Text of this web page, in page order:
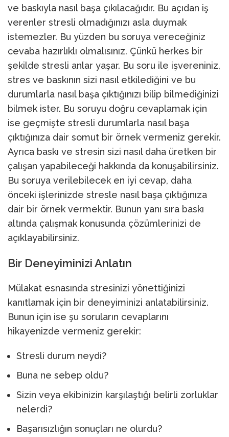
ve baskıyla nasıl başa çıkılacağıdır. Bu açıdan iş
verenler stresli olmadığınızı asla duymak
istemezler. Bu yüzden bu soruya vereceğiniz
cevaba hazırlıklı olmalısınız. Çünkü herkes bir
şekilde stresli anlar yaşar. Bu soru ile işvereniniz,
stres ve baskının sizi nasıl etkilediğini ve bu
durumlarla nasıl başa çıktığınızı bilip bilmediğinizi
bilmek ister. Bu soruyu doğru cevaplamak için
ise geçmişte stresli durumlarla nasıl başa
çıktığınıza dair somut bir örnek vermeniz gerekir.
Ayrıca baskı ve stresin sizi nasıl daha üretken bir
çalışan yapabileceği hakkında da konuşabilirsiniz.
Bu soruya verilebilecek en iyi cevap, daha
önceki işlerinizde stresle nasıl başa çıktığınıza
dair bir örnek vermektir. Bunun yanı sıra baskı
altında çalışmak konusunda çözümlerinizi de
açıklayabilirsiniz.
Bir Deneyiminizi Anlatın
Mülakat esnasında stresinizi yönettiğinizi
kanıtlamak için bir deneyiminizi anlatabilirsiniz.
Bunun için ise şu soruların cevaplarını
hikayenizde vermeniz gerekir:
Stresli durum neydi?
Buna ne sebep oldu?
Sizin veya ekibinizin karşılaştığı belirli zorluklar
nelerdi?
Başarısızlığın sonuçları ne olurdu?